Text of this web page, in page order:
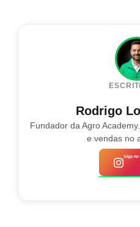
Rodrigo
Fundador da Agro
e vendas no
Siga no